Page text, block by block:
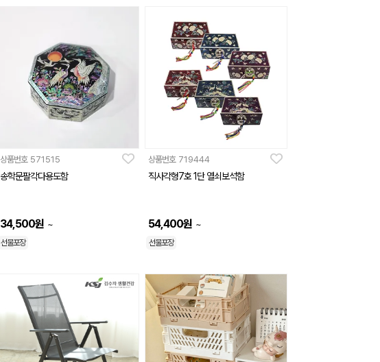
상품번호 571515
송학문팔각다용도함
34,500원 ~
선물포장
상품번호 719444
직사각형7호 1단 열쇠보석함
54,400원 ~
선물포장